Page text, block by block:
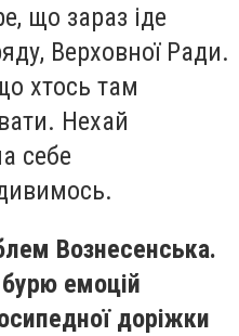
що зараз іде
Верховної Ради.
хтось там
Нехай
себе
Вознесенська.
емоцій
доріжки